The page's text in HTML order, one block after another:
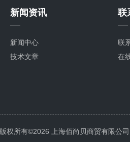
新闻资讯
新闻中心
技术文章
联
联
在
版权所有©2026 上海佰尚贝商贸有限公